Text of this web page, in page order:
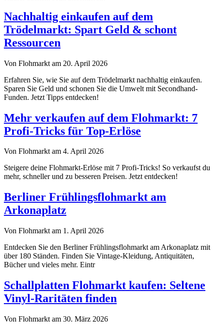
Nachhaltig einkaufen auf dem
Trödelmarkt: Spart Geld & schont
Ressourcen
Von Flohmarkt am 20. April 2026
Erfahren Sie, wie Sie auf dem Trödelmarkt nachhaltig einkaufen.
Sparen Sie Geld und schonen Sie die Umwelt mit Secondhand-
Funden. Jetzt Tipps entdecken!
Mehr verkaufen auf dem Flohmarkt: 7
Profi-Tricks für Top-Erlöse
Von Flohmarkt am 4. April 2026
Steigere deine Flohmarkt-Erlöse mit 7 Profi-Tricks! So verkaufst du
mehr, schneller und zu besseren Preisen. Jetzt entdecken!
Berliner Frühlingsflohmarkt am
Arkonaplatz
Von Flohmarkt am 1. April 2026
Entdecken Sie den Berliner Frühlingsflohmarkt am Arkonaplatz mit
über 180 Ständen. Finden Sie Vintage-Kleidung, Antiquitäten,
Bücher und vieles mehr. Eintr
Schallplatten Flohmarkt kaufen: Seltene
Vinyl-Raritäten finden
Von Flohmarkt am 30. März 2026